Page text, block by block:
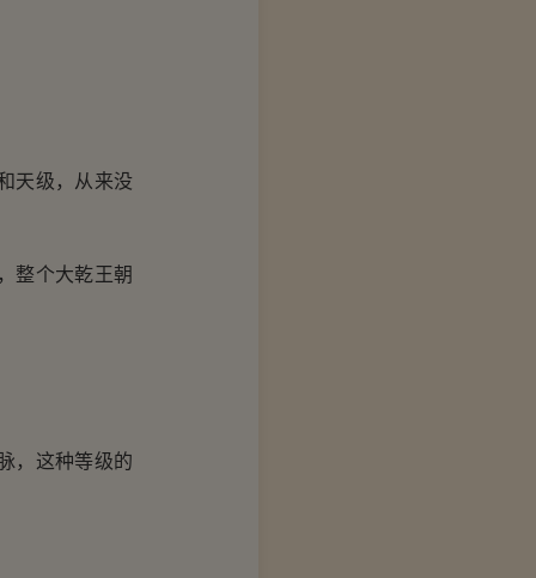
天级，从来没
整个大乾王朝
，这种等级的